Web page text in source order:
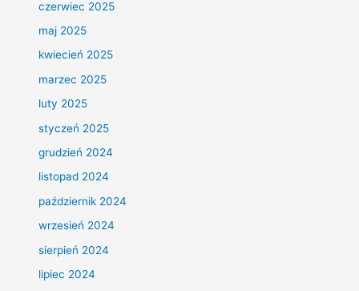
czerwiec 2025
maj 2025
kwiecień 2025
marzec 2025
luty 2025
styczeń 2025
grudzień 2024
listopad 2024
październik 2024
wrzesień 2024
sierpień 2024
lipiec 2024